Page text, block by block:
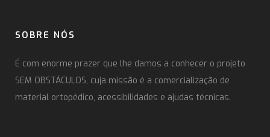
SOBRE NÓS
É com enorme prazer que lhe damos a conhecer o projeto
SEM OBSTÁCULOS, cuja missão é a comercialização de
material ortopédico, acessibilidades e ajudas técnicas.